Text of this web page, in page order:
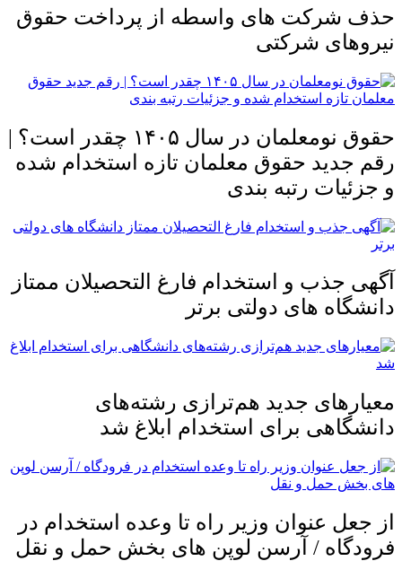
حذف شرکت های واسطه از پرداخت حقوق
نیروهای شرکتی
حقوق نومعلمان در سال ۱۴۰۵ چقدر است؟ |
رقم جدید حقوق معلمان تازه استخدام شده
و جزئیات رتبه بندی
آگهی جذب و استخدام فارغ التحصیلان ممتاز
دانشگاه های دولتی برتر
معیار‌های جدید هم‌ترازی رشته‌های
دانشگاهی برای استخدام ابلاغ شد
از جعل عنوان وزیر راه تا وعده استخدام در
فرودگاه / آرسن لوپن های بخش حمل و نقل